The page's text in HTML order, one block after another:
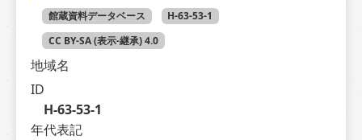
館蔵資料データベース
H-63-53-1
CC BY-SA (表示-継承) 4.0
地域名
ID
H-63-53-1
年代表記